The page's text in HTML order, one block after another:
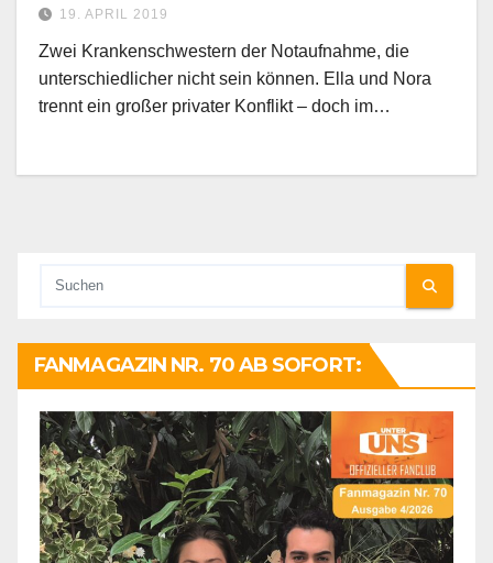
19. APRIL 2019
Zwei Krankenschwestern der Notaufnahme, die
unterschiedlicher nicht sein können. Ella und Nora
trennt ein großer privater Konflikt – doch im…
FANMAGAZIN NR. 70 AB SOFORT: